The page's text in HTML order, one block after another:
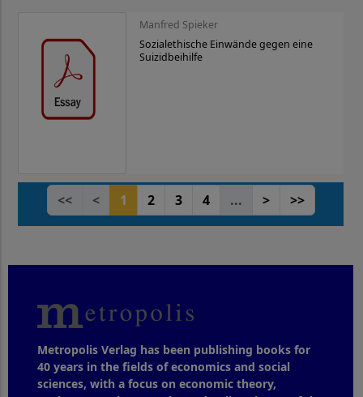
Manfred Spieker
Sozialethische Einwände gegen eine
Suizidbeihilfe
<< < 1 2 3 4 ... > >>
Metropolis Verlag has been publishing books for
40 years in the fields of economics and social
sciences, with a focus on economic theory,